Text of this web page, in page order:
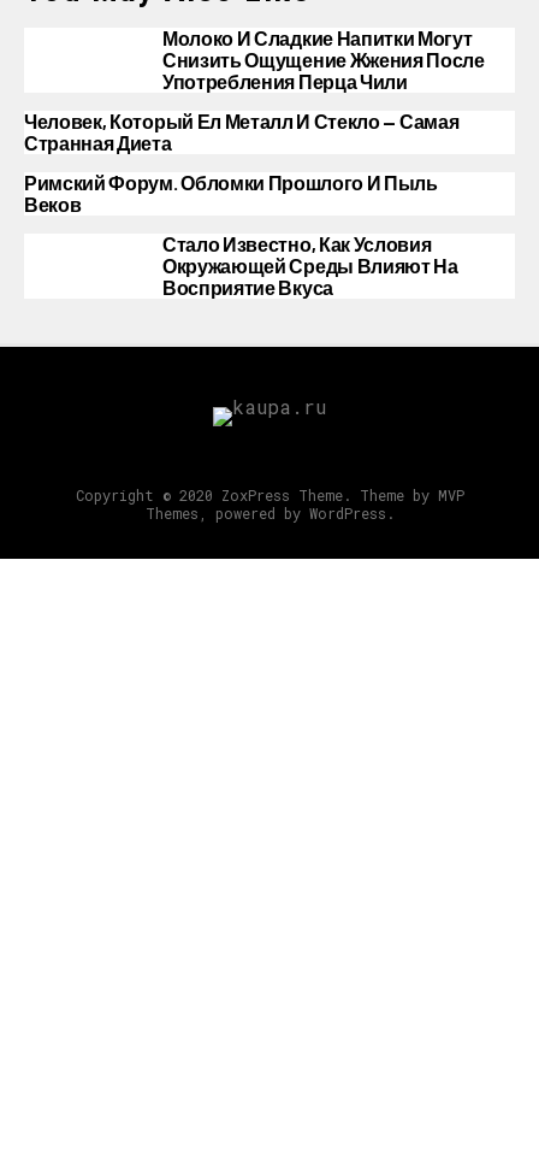
Молоко И Сладкие Напитки Могут
Снизить Ощущение Жжения После
Употребления Перца Чили
Человек, Который Ел Металл И Стекло — Самая
Странная Диета
Римский Форум. Обломки Прошлого И Пыль
Веков
Стало Известно, Как Условия
Окружающей Среды Влияют На
Восприятие Вкуса
Copyright © 2020 ZoxPress Theme. Theme by MVP
Themes, powered by WordPress.